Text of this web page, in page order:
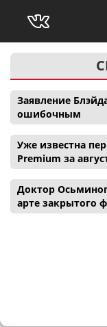
Заявление
ошибочным
Уже известна
Premium за
Доктор
арте закрытого